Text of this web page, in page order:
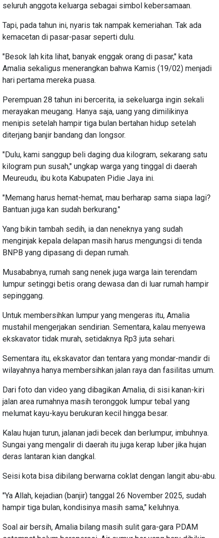
seluruh anggota keluarga sebagai simbol kebersamaan.
Tapi, pada tahun ini, nyaris tak nampak kemeriahan. Tak ada
kemacetan di pasar-pasar seperti dulu.
"Besok lah kita lihat, banyak enggak orang di pasar," kata
Amalia sekaligus menerangkan bahwa Kamis (19/02) menjadi
hari pertama mereka puasa.
Perempuan 28 tahun ini bercerita, ia sekeluarga ingin sekali
merayakan meugang. Hanya saja, uang yang dimilikinya
menipis setelah hampir tiga bulan bertahan hidup setelah
diterjang banjir bandang dan longsor.
"Dulu, kami sanggup beli daging dua kilogram, sekarang satu
kilogram pun susah," ungkap warga yang tinggal di daerah
Meureudu, ibu kota Kabupaten Pidie Jaya ini.
"Memang harus hemat-hemat, mau berharap sama siapa lagi?
Bantuan juga kan sudah berkurang."
Yang bikin tambah sedih, ia dan neneknya yang sudah
menginjak kepala delapan masih harus mengungsi di tenda
BNPB yang dipasang di depan rumah.
Musababnya, rumah sang nenek juga warga lain terendam
lumpur setinggi betis orang dewasa dan di luar rumah hampir
sepinggang.
Untuk membersihkan lumpur yang mengeras itu, Amalia
mustahil mengerjakan sendirian. Sementara, kalau menyewa
ekskavator tidak murah, setidaknya Rp3 juta sehari.
Sementara itu, ekskavator dan tentara yang mondar-mandir di
wilayahnya hanya membersihkan jalan raya dan fasilitas umum.
Dari foto dan video yang dibagikan Amalia, di sisi kanan-kiri
jalan area rumahnya masih teronggok lumpur tebal yang
melumat kayu-kayu berukuran kecil hingga besar.
Kalau hujan turun, jalanan jadi becek dan berlumpur, imbuhnya.
Sungai yang mengalir di daerah itu juga kerap luber jika hujan
deras lantaran kian dangkal.
Seisi kota bisa dibilang berwarna coklat dengan langit abu-abu.
"Ya Allah, kejadian (banjir) tanggal 26 November 2025, sudah
hampir tiga bulan, kondisinya masih sama," keluhnya.
Soal air bersih, Amalia bilang masih sulit gara-gara PDAM